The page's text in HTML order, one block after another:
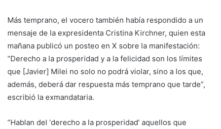
Más temprano, el vocero también había respondido a un
mensaje de la expresidenta Cristina Kirchner, quien esta
mañana publicó un posteo en X sobre la manifestación:
“Derecho a la prosperidad y a la felicidad son los límites
que [Javier] Milei no solo no podrá violar, sino a los que,
además, deberá dar respuesta más temprano que tarde”,
escribió la exmandataria.
“Hablan del ‘derecho a la prosperidad’ aquellos que